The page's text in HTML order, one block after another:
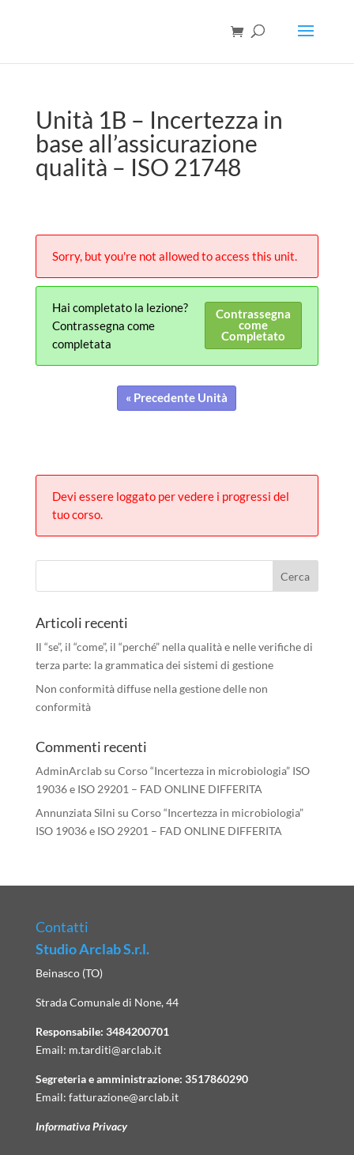
Unità 1B – Incertezza in
base all’assicurazione
qualità – ISO 21748
Sorry, but you're not allowed to access this unit.
Hai completato la lezione?
Contrassegna come
completata
Contrassegna
come
Completato
« Precedente Unità
Devi essere loggato per vedere i progressi del
tuo corso.
Articoli recenti
Il “se”, il “come”, il “perché” nella qualità e nelle verifiche di
terza parte: la grammatica dei sistemi di gestione
Non conformità diffuse nella gestione delle non
conformità
Commenti recenti
AdminArclabsu Corso “Incertezza in microbiologia” ISO
19036 e ISO 29201 – FAD ONLINE DIFFERITA
Annunziata Silni su Corso “Incertezza in microbiologia”
ISO 19036 e ISO 29201 – FAD ONLINE DIFFERITA
Contatti
Studio Arclab S.r.l.
Beinasco (TO)
Strada Comunale di None, 44
Responsabile: 3484200701
Email: m.tarditi@arclab.it
Segreteria e amministrazione: 3517860290
Email: fatturazione@arclab.it
Informativa Privacy